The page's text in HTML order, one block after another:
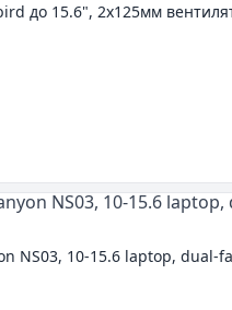
до 15.6", 2x125мм
NS03, 10-15.6 laptop, dual-